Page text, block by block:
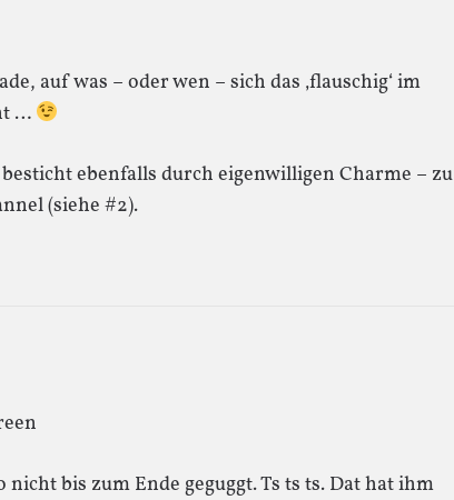
auf was – oder wen – sich das ‚flauschig‘ im
…
besticht ebenfalls durch eigenwilligen Charme – zu
(siehe #2).
bis zum Ende geguggt. Ts ts ts. Dat hat ihm